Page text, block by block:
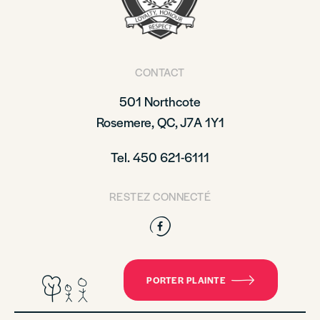
CONTACT
501 Northcote
Rosemere, QC, J7A 1Y1
Tel. 450 621-6111
RESTEZ CONNECTÉ
Facebook
PORTER PLAINTE